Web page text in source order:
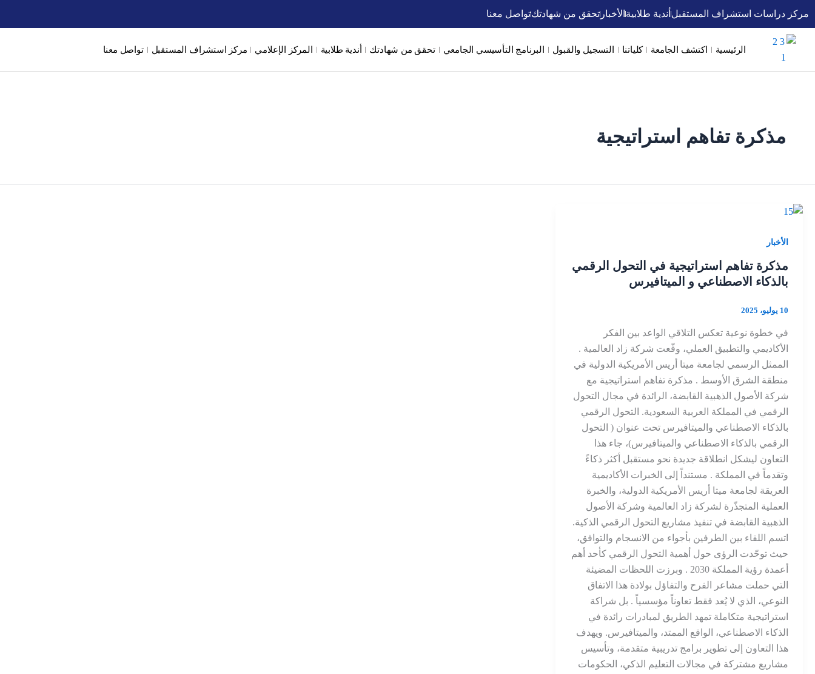
المحتوى
مركز دراسات استشراف المستقبل أندية طلابية الأخبار تحقق من شهادتكتواصل معنا
الرئيسية اكتشف الجامعة كلياتنا التسجيل والقبول البرنامج التأسيسي الجامعي تحقق من شهادتك أندية طلابية المركز الإعلامي مركز استشراف المستقبل تواصل معنا
مذكرة تفاهم استراتيجية
الأخبار
مذكرة تفاهم استراتيجية في التحول الرقمي
بالذكاء الاصطناعي و الميتافيرس
10 يوليو، 2025
في خطوة نوعية تعكس التلاقي الواعد بين الفكر
الأكاديمي والتطبيق العملي، وقّعت شركة زاد العالمية .
الممثل الرسمي لجامعة ميتا أريس الأمريكية الدولية في
منطقة الشرق الأوسط . مذكرة تفاهم استراتيجية مع
شركة الأصول الذهبية القابضة، الرائدة في مجال التحول
الرقمي في المملكة العربية السعودية. التحول الرقمي
بالذكاء الاصطناعي والميتافيرس تحت عنوان ( التحول
الرقمي بالذكاء الاصطناعي والميتافيرس)، جاء هذا
التعاون ليشكل انطلاقة جديدة نحو مستقبل أكثر ذكاءً
وتقدماً في المملكة . مستنداً إلى الخبرات الأكاديمية
العريقة لجامعة ميتا أريس الأمريكية الدولية، والخبرة
العملية المتجذّرة لشركة زاد العالمية وشركة الأصول
الذهبية القابضة في تنفيذ مشاريع التحول الرقمي الذكية.
اتسم اللقاء بين الطرفين بأجواء من الانسجام والتوافق،
حيث توحّدت الرؤى حول أهمية التحول الرقمي كأحد أهم
أعمدة رؤية المملكة 2030 . وبرزت اللحظات المضيئة
التي حملت مشاعر الفرح والتفاؤل بولادة هذا الاتفاق
النوعي، الذي لا يُعد فقط تعاوناً مؤسسياً . بل شراكة
استراتيجية متكاملة تمهد الطريق لمبادرات رائدة في
الذكاء الاصطناعي، الواقع الممتد، والميتافيرس. ويهدف
هذا التعاون إلى تطوير برامج تدريبية متقدمة، وتأسيس
مشاريع مشتركة في مجالات التعليم الذكي، الحكومات